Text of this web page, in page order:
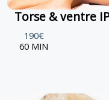
Torse & ventre
190€
60 MIN